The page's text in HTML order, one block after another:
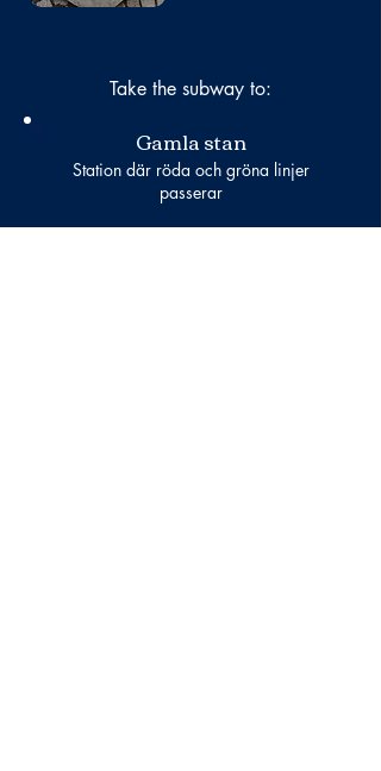
Take the subway to:
Gamla stan
Station där röda och gröna linjer
passerar